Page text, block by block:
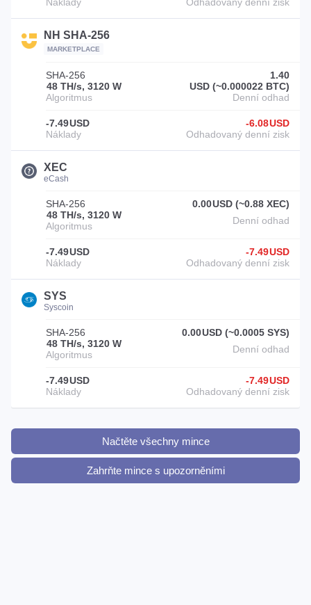
NH SHA-256
MARKETPLACE
SHA-256
48 TH/s, 3120 W
1.40
USD (~0.000022 BTC)
-7.49USD -6.08USD
XEC
eCash
SHA-256
48 TH/s, 3120 W
0.00USD (~0.88 XEC)
-7.49USD -7.49USD
SYS
Syscoin
SHA-256
48 TH/s, 3120 W
0.00USD (~0.0005 SYS)
-7.49USD -7.49USD
Načtěte všechny mince
Zahrňte mince s upozorněními